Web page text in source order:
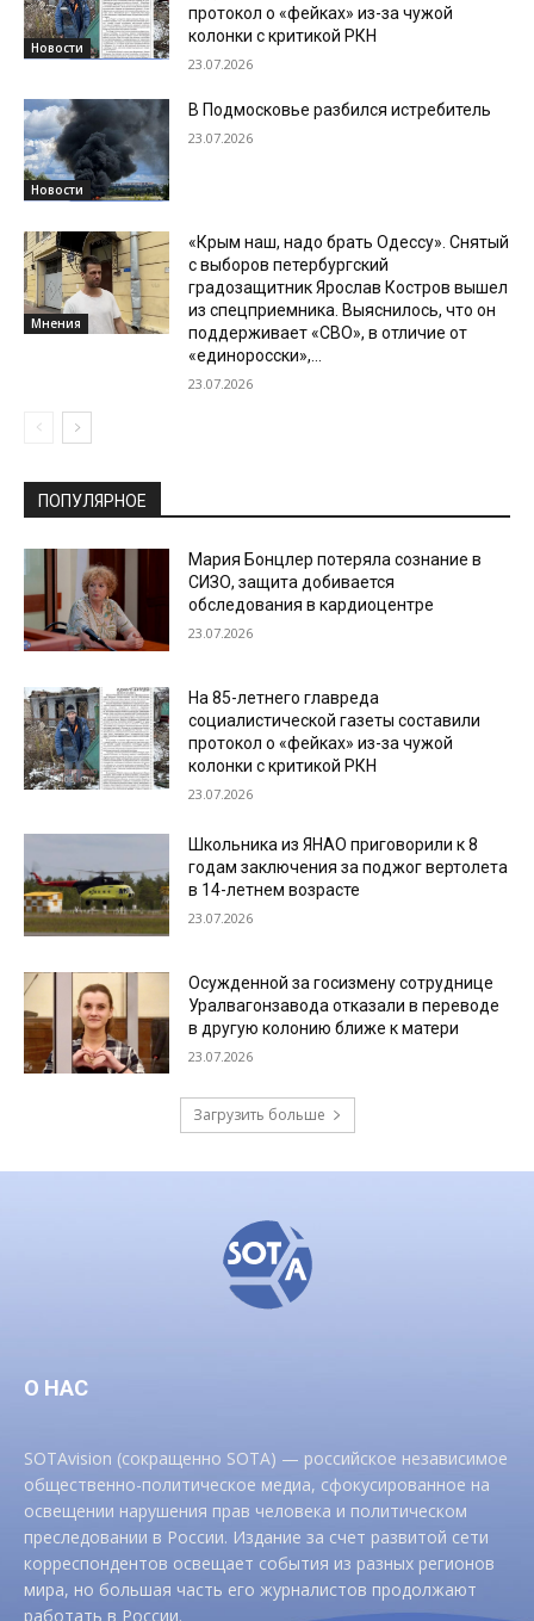
Новости
протокол о «фейках» из-за чужой
колонки с критикой РКН
23.07.2026
Новости
В Подмосковье разбился истребитель
23.07.2026
Мнения
«Крым наш, надо брать Одессу». Снятый
с выборов петербургский
градозащитник Ярослав Костров вышел
из спецприемника. Выяснилось, что он
поддерживает «СВО», в отличие от
«единоросски»,...
23.07.2026
ПОПУЛЯРНОЕ
Мария Бонцлер потеряла сознание в
СИЗО, защита добивается
обследования в кардиоцентре
23.07.2026
На 85-летнего главреда
социалистической газеты составили
протокол о «фейках» из-за чужой
колонки с критикой РКН
23.07.2026
Школьника из ЯНАО приговорили к 8
годам заключения за поджог вертолета
в 14-летнем возрасте
23.07.2026
Осужденной за госизмену сотруднице
Уралвагонзавода отказали в переводе
в другую колонию ближе к матери
23.07.2026
Загрузить больше
О НАС
SOTAvision (сокращенно SOTA) — российское независимое
общественно-политическое медиа, сфокусированное на
освещении нарушения прав человека и политическом
преследовании в России. Издание за счет развитой сети
корреспондентов освещает события из разных регионов
мира, но большая часть его журналистов продолжают
работать в России.